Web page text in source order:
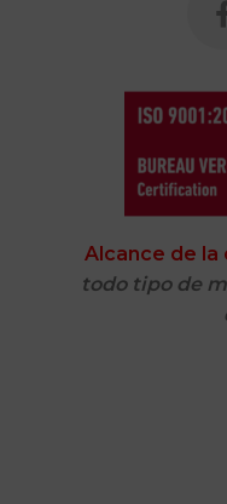
Alcance de
todo tipo de